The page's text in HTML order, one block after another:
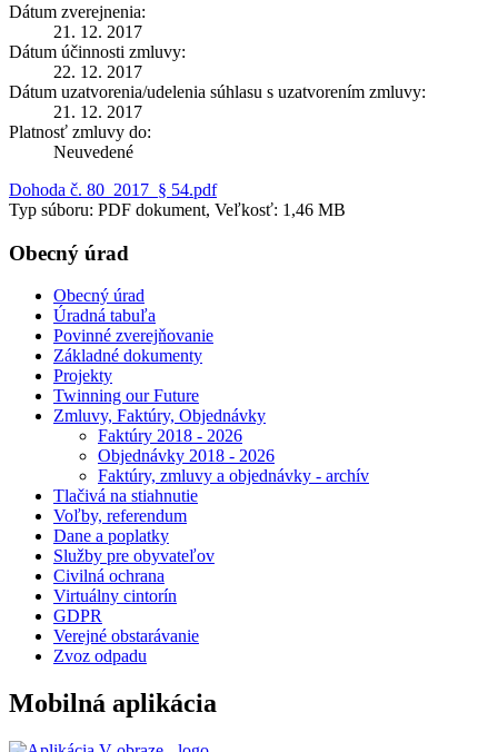
Dátum zverejnenia:
21. 12. 2017
Dátum účinnosti zmluvy:
22. 12. 2017
Dátum uzatvorenia/udelenia súhlasu s uzatvorením zmluvy:
21. 12. 2017
Platnosť zmluvy do:
Neuvedené
Dohoda č. 80_2017_§ 54.pdf
Typ súboru: PDF dokument, Veľkosť: 1,46 MB
Obecný úrad
Obecný úrad
Úradná tabuľa
Povinné zverejňovanie
Základné dokumenty
Projekty
Twinning our Future
Zmluvy, Faktúry, Objednávky
Faktúry 2018 - 2026
Objednávky 2018 - 2026
Faktúry, zmluvy a objednávky - archív
Tlačivá na stiahnutie
Voľby, referendum
Dane a poplatky
Služby pre obyvateľov
Civilná ochrana
Virtuálny cintorín
GDPR
Verejné obstarávanie
Zvoz odpadu
Mobilná aplikácia